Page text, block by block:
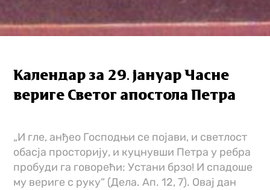
Календар за 29. јануар Часне
вериге Светог апостола Петра
„И гле, анђео Господњи се појави, и светлост
обасја просторију, и куцнувши Петра у ребра
пробуди га говорећи: Устани брзо! И спадоше
му вериге с руку“ (Дела. Ап. 12, 7). Овај дан